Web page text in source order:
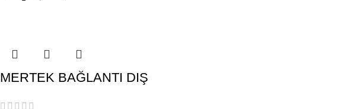
MERTEK BAĞLANTI DIŞ